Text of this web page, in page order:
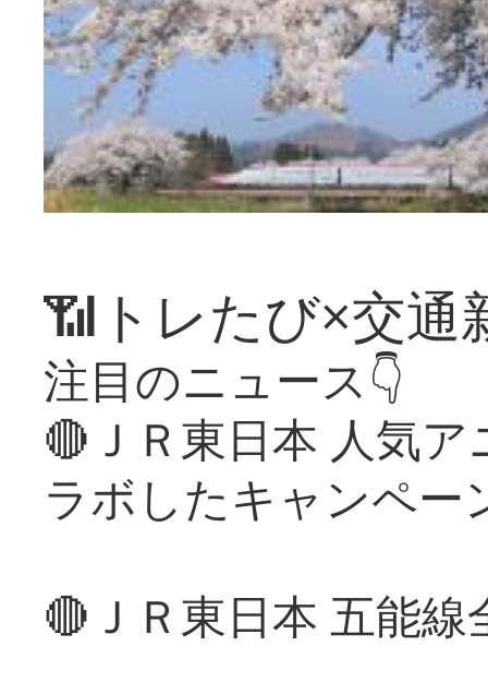
📶トレたび×交通
注目のニュース👇
🔴ＪＲ東日本 人気
ラボしたキャンペー
🔴ＪＲ東日本 五能